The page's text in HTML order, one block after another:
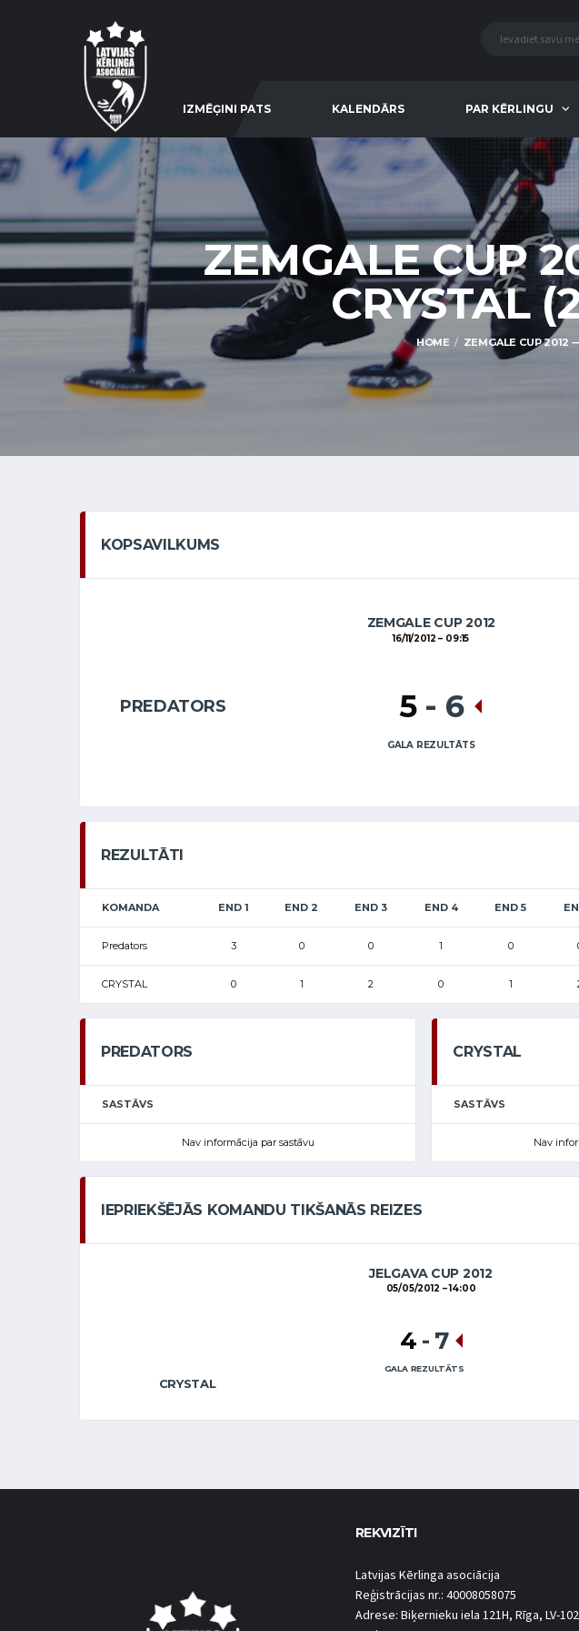
IZMĒĢINI PATS KALENDĀRS PAR KĒRLINGU
ZEMGALE CUP
CRYSTAL
HOME ZEMGALE CUP 2012
KOPSAVILKUMS
ZEMGALE CUP 2012
16/11/2012 09:15
PREDATORS 5 - 6
GALA REZULTĀTS
REZULTĀTI
KOMANDA END 1 END 2 END 3 END 4 END 5
Predators 3 0 0 1 0
CRYSTAL 0 1 2 0 1
PREDATORS
SASTĀVS
Nav informācija par sastāvu
CRYSTAL
SASTĀVS
Nav
IEPRIEKŠĒJĀS KOMANDU TIKŠANĀS REIZES
JELGAVA CUP 2012
05/05/2012 14:00
CRYSTAL
4 - 7
GALA REZULTĀTS
REKVIZĪTI
Latvijas Kērlinga asociācija
Reģistrācijas nr.: 40008058075
Adrese: Biķernieku iela 121H, Rīga, LV-